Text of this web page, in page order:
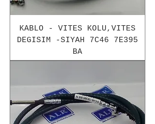
KABLO - VITES KOLU,VITES
DEGISIM -SIYAH 7C46 7E395
BA